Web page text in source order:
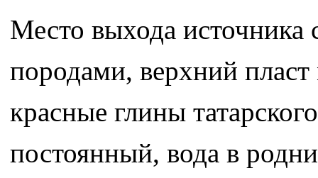
Место выхода источника
породами, верхний
красные глины
постоянный, вода в